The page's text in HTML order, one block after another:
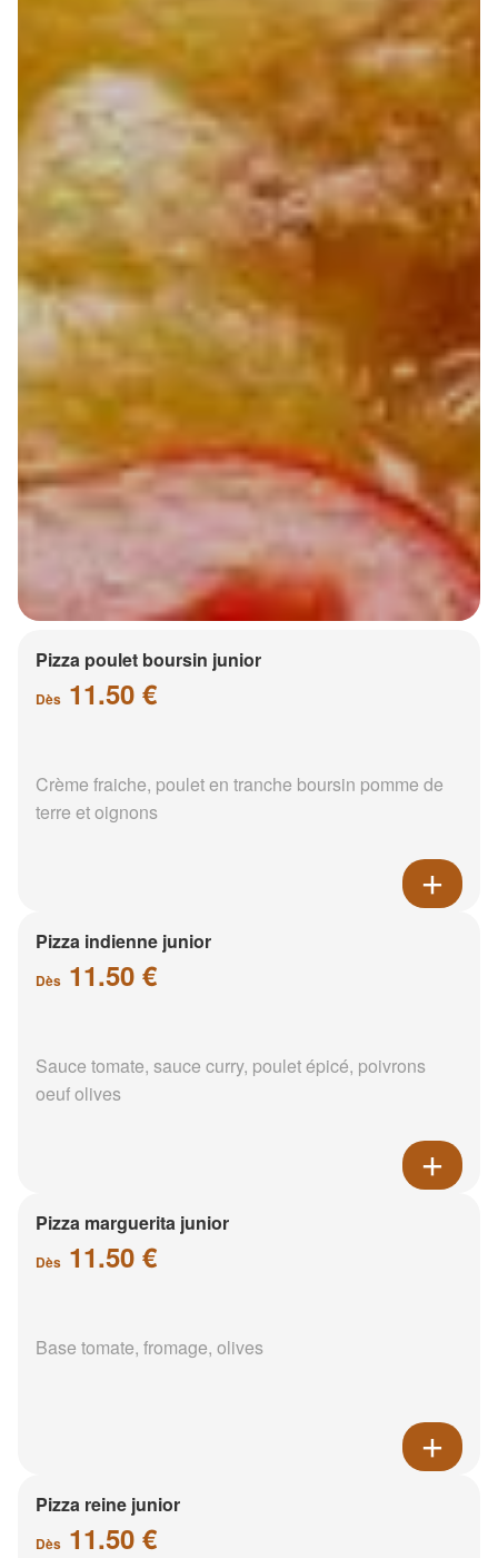
Pizza poulet boursin junior
Dès 11.50 €
Crème fraiche, poulet en tranche boursin pomme de
terre et oignons
Pizza indienne junior
Dès 11.50 €
Sauce tomate, sauce curry, poulet épicé, poivrons
oeuf olives
Pizza marguerita junior
Dès 11.50 €
Base tomate, fromage, olives
Pizza reine junior
Dès 11.50 €